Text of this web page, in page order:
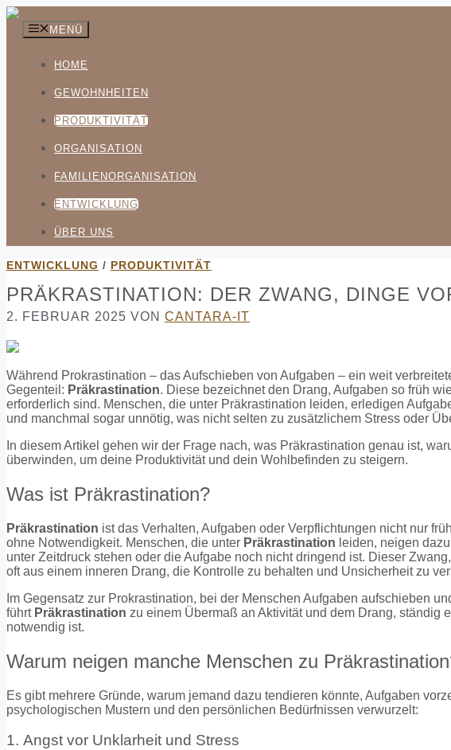
Zum
Inhalt
springen
MENÜ
HOME
GEWOHNHEITEN
PRODUKTIVITÄT
ORGANISATION
FAMILIENORGANISATION
ENTWICKLUNG
ÜBER UNS
ENTWICKLUNG / PRODUKTIVITÄT
PRÄKRASTINATION: DER ZWANG, DINGE
2. FEBRUAR 2025 VON CANTARA-IT
Während Prokrastination – das Aufschieben von Aufgaben – ein weit
Gegenteil: Präkrastination. Diese bezeichnet den Drang, Aufgaben so früh
erforderlich sind. Menschen, die unter Präkrastination leiden, erledigen
und manchmal sogar unnötig, was nicht selten zu zusätzlichem Stress oder
In diesem Artikel gehen wir der Frage nach, was Präkrastination genau ist,
überwinden, um deine Produktivität und dein Wohlbefinden zu steigern.
Was ist Präkrastination?
Präkrastination ist das Verhalten, Aufgaben oder Verpflichtungen nicht nur
ohne Notwendigkeit. Menschen, die unter Präkrastination leiden, neigen
unter Zeitdruck stehen oder die Aufgabe noch nicht dringend ist. Dieser
oft aus einem inneren Drang, die Kontrolle zu behalten und Unsicherheit zu
Im Gegensatz zur Prokrastination, bei der Menschen Aufgaben aufschieben
führt Präkrastination zu einem Übermaß an Aktivität und dem Drang, ständig
notwendig ist.
Warum neigen manche Menschen zu
Es gibt mehrere Gründe, warum jemand dazu tendieren könnte, Aufgaben
psychologischen Mustern und den persönlichen Bedürfnissen verwurzelt:
1. Angst vor Unklarheit und Stress